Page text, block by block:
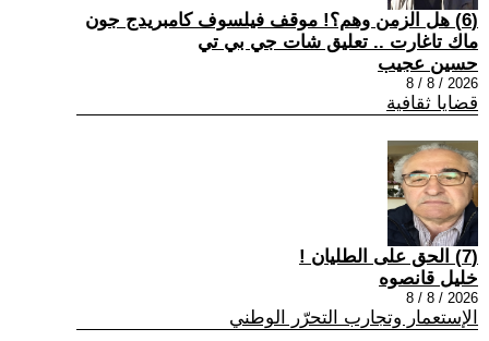
(6) هل الزمن وهم؟! موقف فيلسوف كامبريدج جون
ماك تاغارت .. تعليق شات جي بي تي
حسين عجيب
2026 / 8 / 8
قضايا ثقافية
(7) الحق على الطليان !
خليل قانصوه
2026 / 8 / 8
الإستعمار وتجارب التحرّر الوطني